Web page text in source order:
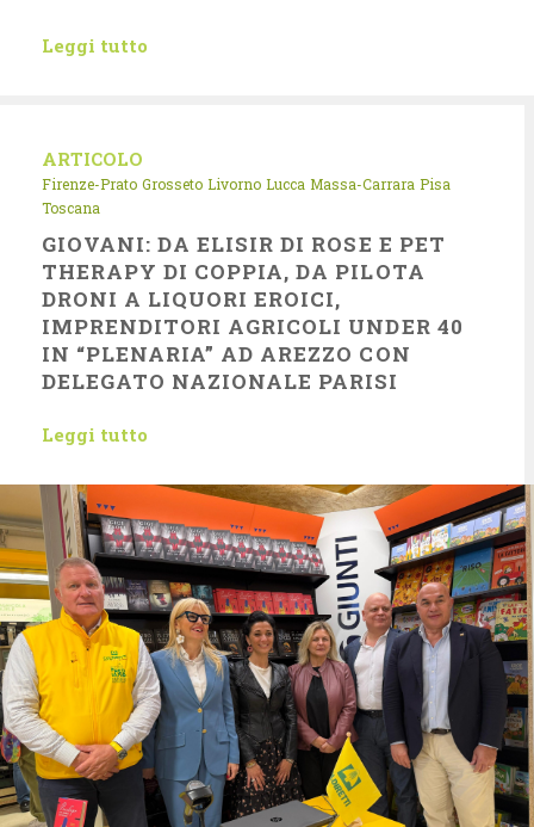
Leggi tutto
ARTICOLO
Firenze-Prato Grosseto Livorno Lucca Massa-Carrara Pisa
Toscana
GIOVANI: DA ELISIR DI ROSE E PET
THERAPY DI COPPIA, DA PILOTA
DRONI A LIQUORI EROICI,
IMPRENDITORI AGRICOLI UNDER 40
IN “PLENARIA” AD AREZZO CON
DELEGATO NAZIONALE PARISI
Leggi tutto